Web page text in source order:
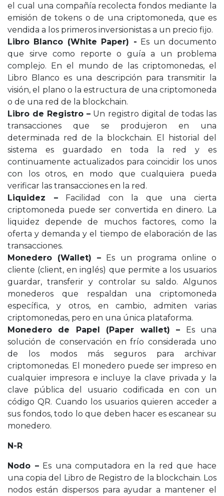
el cual una compañía recolecta fondos mediante la
emisión de tokens o de una criptomoneda, que es
vendida a los primeros inversionistas a un precio fijo.
Libro Blanco (White Paper) - Es un documento
que sirve como reporte o guía a un problema
complejo. En el mundo de las criptomonedas, el
Libro Blanco es una descripción para transmitir la
visión, el plano o la estructura de una criptomoneda
o de una red de la blockchain.
Libro de Registro – Un registro digital de todas las
transacciones que se produjeron en una
determinada red de la blockchain. El historial del
sistema es guardado en toda la red y es
continuamente actualizados para coincidir los unos
con los otros, en modo que cualquiera pueda
verificar las transacciones en la red.
Liquidez –Facilidad con la que una cierta
criptomoneda puede ser convertida en dinero. La
liquidez depende de muchos factores, como la
oferta y demanda y el tiempo de elaboración de las
transacciones.
Monedero (Wallet) – Es un programa online o
cliente (client, en inglés) que permite a los usuarios
guardar, transferir y controlar su saldo. Algunos
monederos que respaldan una criptomoneda
específica, y otros, en cambio, admiten varias
criptomonedas, pero en una única plataforma.
Monedero de Papel (Paper wallet) – Es una
solución de conservación en frío considerada uno
de los modos más seguros para archivar
criptomonedas. El monedero puede ser impreso en
cualquier impresora e incluye la clave privada y la
clave pública del usuario codificada en con un
código QR. Cuando los usuarios quieren acceder a
sus fondos, todo lo que deben hacer es escanear su
monedero.
N-R
Nodo –Es una computadora en la red que hace
una copia del Libro de Registro de la blockchain. Los
nodos están dispersos para ayudar a mantener el